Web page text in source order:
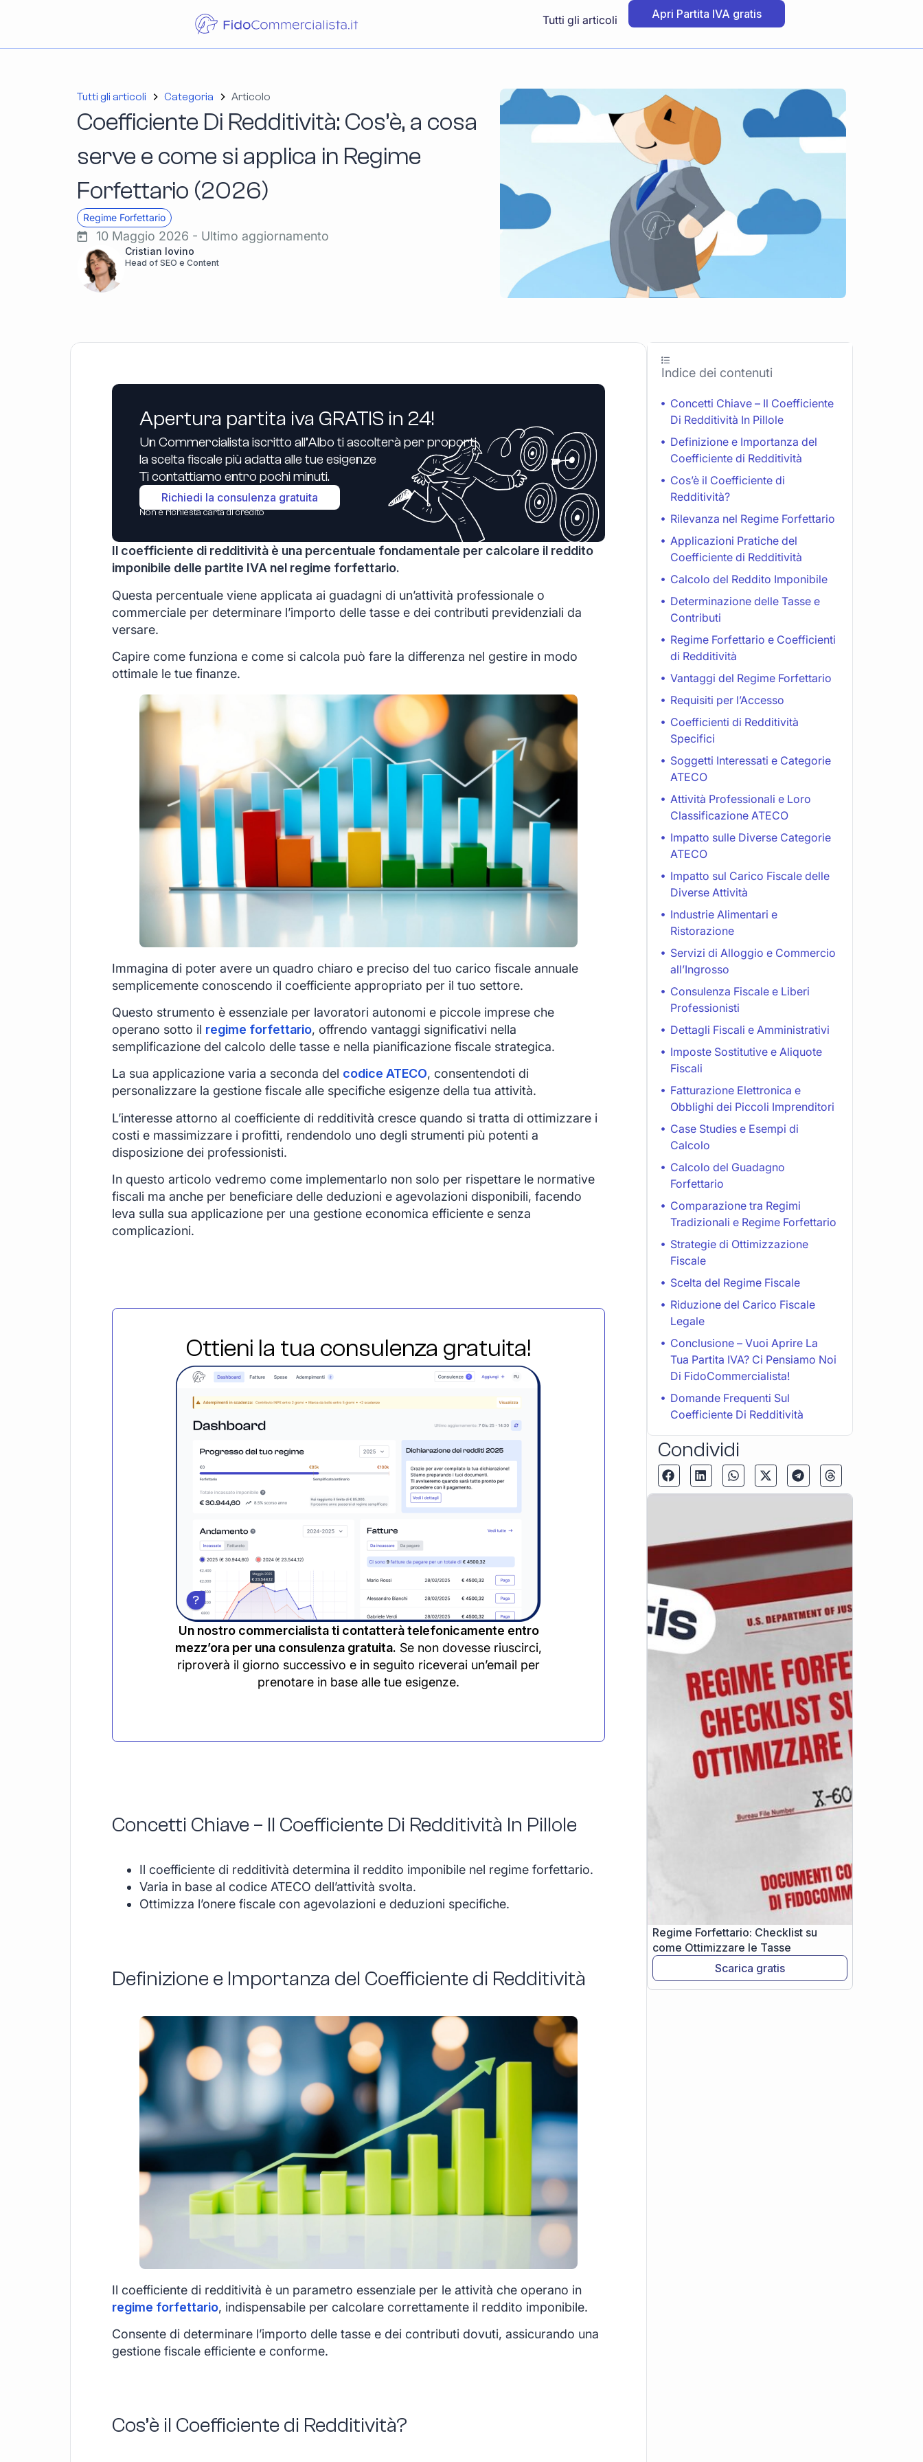
Tutti gli articoli Apri Partita IVA gratis
Tutti gli articoli Categoria Articolo
Coefficiente Di Redditività: Cos’è, a cosa
serve e come si applica in Regime
Forfettario (2026)
Regime Forfettario
10 Maggio 2026 - Ultimo aggiornamento
Cristian Iovino
Head of SEO e Content
Apertura partita iva GRATIS in 24!
Un Commercialista iscritto all’Albo ti ascolterà per proporti
la scelta fiscale più adatta alle tue esigenze
Ti contattiamo entro pochi minuti.
Richiedi la consulenza gratuita
Non è richiesta carta di credito
Il coefficiente di redditività è una percentuale fondamentale per calcolare il reddito
imponibile delle partite IVA nel regime forfettario.
Questa percentuale viene applicata ai guadagni di un’attività professionale o
commerciale per determinare l’importo delle tasse e dei contributi previdenziali da
versare.
Capire come funziona e come si calcola può fare la differenza nel gestire in modo
ottimale le tue finanze.
Immagina di poter avere un quadro chiaro e preciso del tuo carico fiscale annuale
semplicemente conoscendo il coefficiente appropriato per il tuo settore.
Questo strumento è essenziale per lavoratori autonomi e piccole imprese che
operano sotto il regime forfettario, offrendo vantaggi significativi nella
semplificazione del calcolo delle tasse e nella pianificazione fiscale strategica.
La sua applicazione varia a seconda del codice ATECO, consentendoti di
personalizzare la gestione fiscale alle specifiche esigenze della tua attività.
L’interesse attorno al coefficiente di redditività cresce quando si tratta di ottimizzare i
costi e massimizzare i profitti, rendendolo uno degli strumenti più potenti a
disposizione dei professionisti.
In questo articolo vedremo come implementarlo non solo per rispettare le normative
fiscali ma anche per beneficiare delle deduzioni e agevolazioni disponibili, facendo
leva sulla sua applicazione per una gestione economica efficiente e senza
complicazioni.
Ottieni la tua consulenza gratuita!
Un nostro commercialista ti contatterà telefonicamente entro
mezz’ora per una consulenza gratuita. Se non dovesse riuscirci,
riproverà il giorno successivo e in seguito riceverai un’email per
prenotare in base alle tue esigenze.
Concetti Chiave – Il Coefficiente Di Redditività In Pillole
Il coefficiente di redditività determina il reddito imponibile nel regime forfettario.
Varia in base al codice ATECO dell’attività svolta.
Ottimizza l’onere fiscale con agevolazioni e deduzioni specifiche.
Definizione e Importanza del Coefficiente di Redditività
Il coefficiente di redditività è un parametro essenziale per le attività che operano in
regime forfettario, indispensabile per calcolare correttamente il reddito imponibile.
Consente di determinare l’importo delle tasse e dei contributi dovuti, assicurando una
gestione fiscale efficiente e conforme.
Cos’è il Coefficiente di Redditività?
Indice dei contenuti
Concetti Chiave – Il Coefficiente
Di Redditività In Pillole
Definizione e Importanza del
Coefficiente di Redditività
Cos’è il Coefficiente di
Redditività?
Rilevanza nel Regime Forfettario
Applicazioni Pratiche del
Coefficiente di Redditività
Calcolo del Reddito Imponibile
Determinazione delle Tasse e
Contributi
Regime Forfettario e Coefficienti
di Redditività
Vantaggi del Regime Forfettario
Requisiti per l’Accesso
Coefficienti di Redditività
Specifici
Soggetti Interessati e Categorie
ATECO
Attività Professionali e Loro
Classificazione ATECO
Impatto sulle Diverse Categorie
ATECO
Impatto sul Carico Fiscale delle
Diverse Attività
Industrie Alimentari e
Ristorazione
Servizi di Alloggio e Commercio
all’Ingrosso
Consulenza Fiscale e Liberi
Professionisti
Dettagli Fiscali e Amministrativi
Imposte Sostitutive e Aliquote
Fiscali
Fatturazione Elettronica e
Obblighi dei Piccoli Imprenditori
Case Studies e Esempi di
Calcolo
Calcolo del Guadagno
Forfettario
Comparazione tra Regimi
Tradizionali e Regime Forfettario
Strategie di Ottimizzazione
Fiscale
Scelta del Regime Fiscale
Riduzione del Carico Fiscale
Legale
Conclusione – Vuoi Aprire La
Tua Partita IVA? Ci Pensiamo Noi
Di FidoCommercialista!
Domande Frequenti Sul
Coefficiente Di Redditività
Condividi
Regime Forfettario: Checklist su
come Ottimizzare le Tasse
Scarica gratis